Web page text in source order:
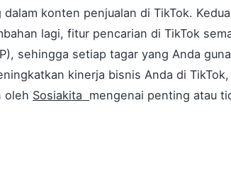
konten penjualan di TikTok.
lagi, fitur pencarian di TikTok
sehingga setiap tagar yang Anda
kinerja bisnis Anda di
oleh Sosiakita mengenai penting atau